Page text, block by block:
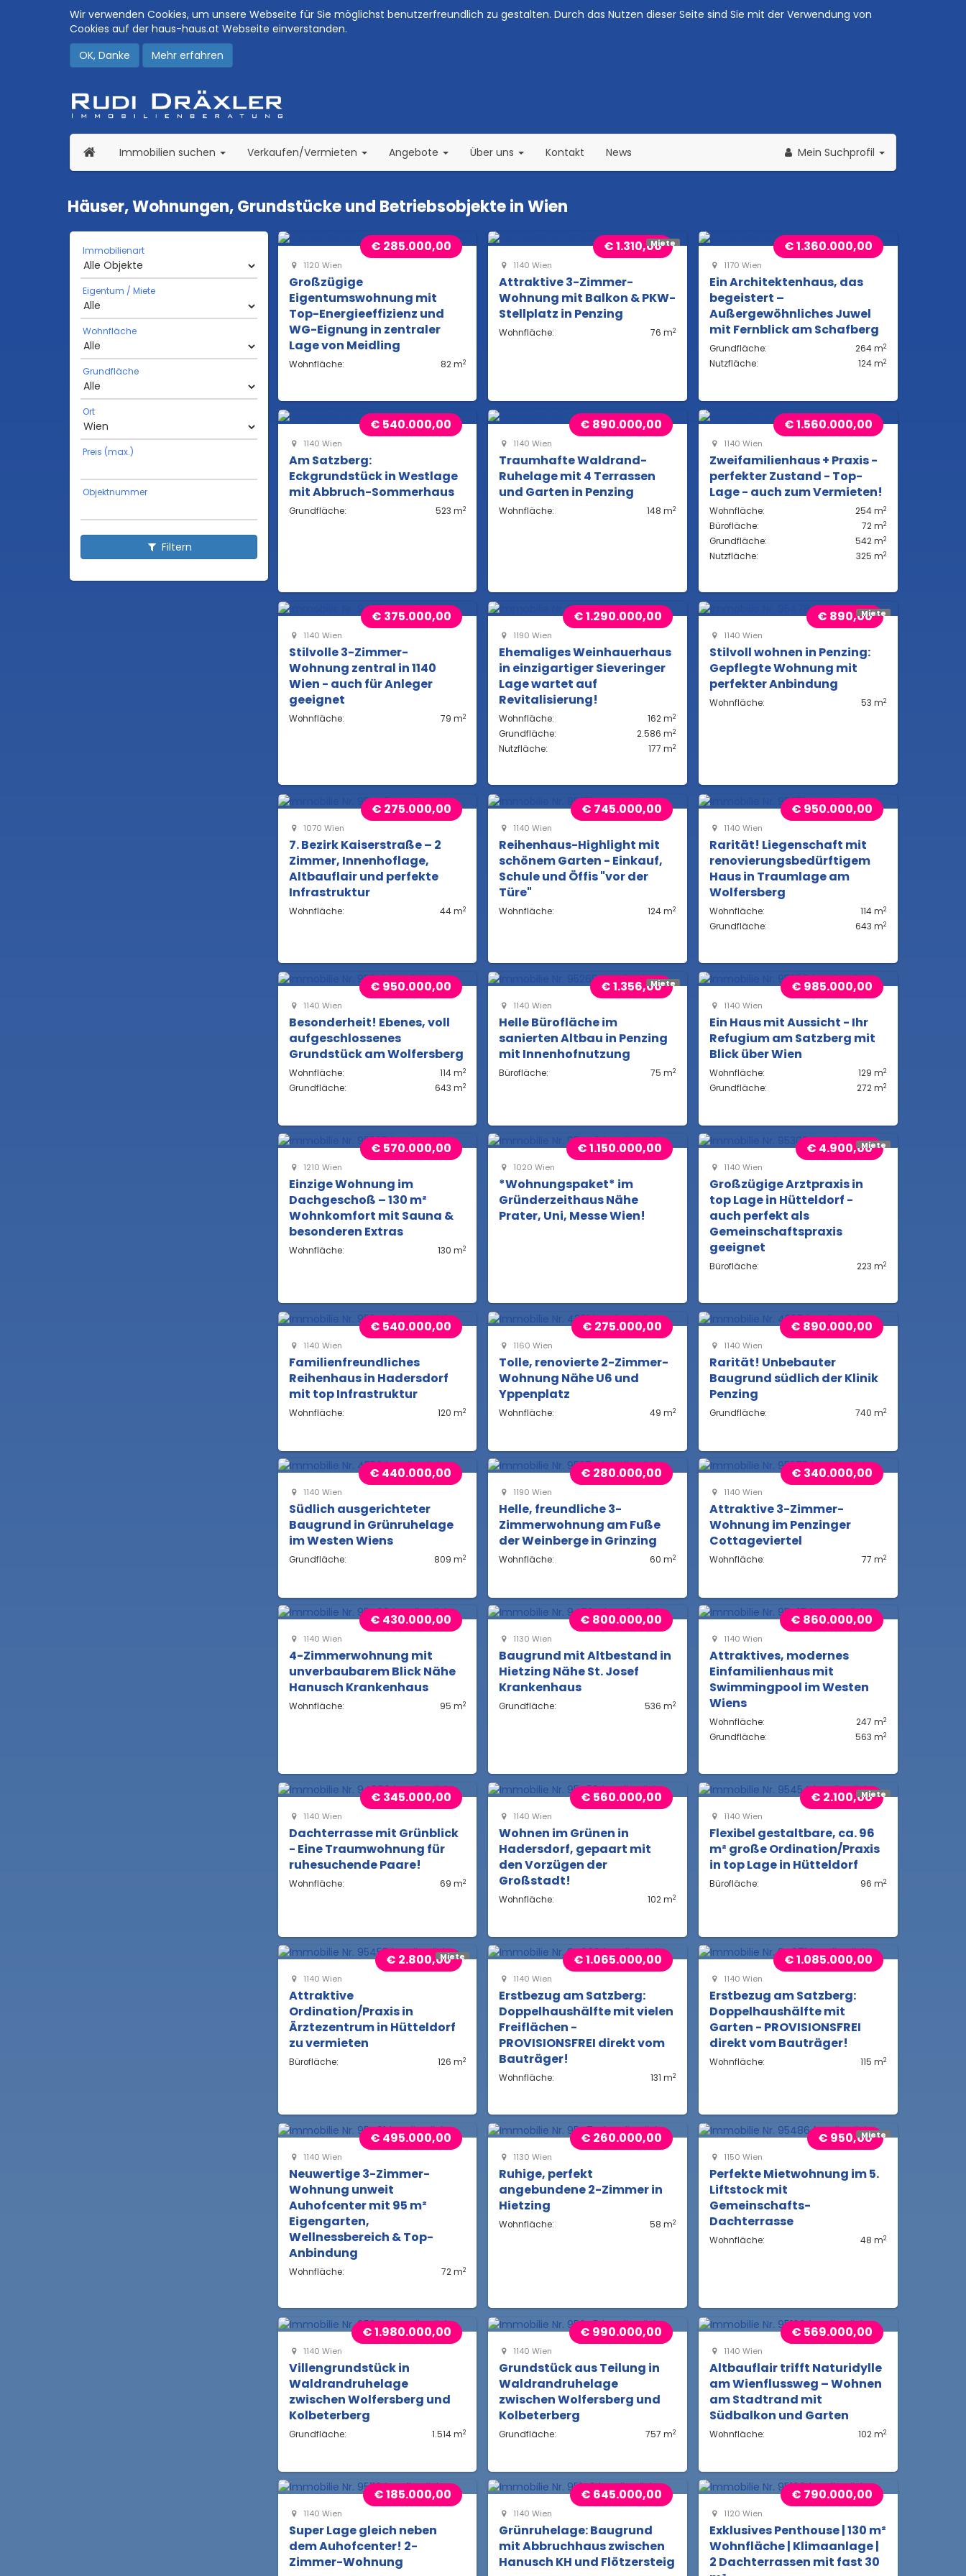
Wir verwenden Cookies, um unsere Webseite für Sie möglichst benutzerfreundlich zu gestalten. Durch das Nutzen dieser Seite sind Sie mit der Verwendung von
Cookies auf der haus-haus.at Webseite einverstanden.
OK, Danke
Mehr erfahren
Immobilien suchen (current)Verkaufen/Vermieten (current)Angebote Über uns (current)Kontakt News Mein Suchprofil
Häuser, Wohnungen, Grundstücke und Betriebsobjekte in Wien
Immobilienart
Eigentum / Miete
Wohnfläche
Grundfläche
Ort
Preis (max.)
Objektnummer
Filtern
€ 285.000,00
1120 Wien
Großzügige
Eigentumswohnung mit
Top-Energieeffizienz und
WG-Eignung in zentraler
Lage von Meidling
Wohnfläche: 82 m2
Miete
€ 1.310,00
1140 Wien
Attraktive 3-Zimmer-
Wohnung mit Balkon & PKW-
Stellplatz in Penzing
Wohnfläche: 76 m2
€ 1.360.000,00
1170 Wien
Ein Architektenhaus, das
begeistert –
Außergewöhnliches Juwel
mit Fernblick am Schafberg
Grundfläche: 264 m2
Nutzfläche: 124 m2
€ 540.000,00
1140 Wien
Am Satzberg:
Eckgrundstück in Westlage
mit Abbruch-Sommerhaus
Grundfläche: 523 m2
€ 890.000,00
1140 Wien
Traumhafte Waldrand-
Ruhelage mit 4 Terrassen
und Garten in Penzing
Wohnfläche: 148 m2
€ 1.560.000,00
1140 Wien
Zweifamilienhaus + Praxis -
perfekter Zustand - Top-
Lage - auch zum Vermieten!
Wohnfläche: 254 m2
Bürofläche: 72 m2
Grundfläche: 542 m2
Nutzfläche: 325 m2
€ 375.000,00
1140 Wien
Stilvolle 3-Zimmer-
Wohnung zentral in 1140
Wien - auch für Anleger
geeignet
Wohnfläche: 79 m2
€ 1.290.000,00
1190 Wien
Ehemaliges Weinhauerhaus
in einzigartiger Sieveringer
Lage wartet auf
Revitalisierung!
Wohnfläche: 162 m2
Grundfläche: 2.586 m2
Nutzfläche: 177 m2
Miete
€ 890,00
1140 Wien
Stilvoll wohnen in Penzing:
Gepflegte Wohnung mit
perfekter Anbindung
Wohnfläche: 53 m2
€ 275.000,00
1070 Wien
7. Bezirk Kaiserstraße – 2
Zimmer, Innenhoflage,
Altbauflair und perfekte
Infrastruktur
Wohnfläche: 44 m2
€ 745.000,00
1140 Wien
Reihenhaus-Highlight mit
schönem Garten - Einkauf,
Schule und Öffis "vor der
Türe"
Wohnfläche: 124 m2
€ 950.000,00
1140 Wien
Rarität! Liegenschaft mit
renovierungsbedürftigem
Haus in Traumlage am
Wolfersberg
Wohnfläche: 114 m2
Grundfläche: 643 m2
€ 950.000,00
1140 Wien
Besonderheit! Ebenes, voll
aufgeschlossenes
Grundstück am Wolfersberg
Wohnfläche: 114 m2
Grundfläche: 643 m2
Miete
€ 1.356,00
1140 Wien
Helle Bürofläche im
sanierten Altbau in Penzing
mit Innenhofnutzung
Bürofläche: 75 m2
€ 985.000,00
1140 Wien
Ein Haus mit Aussicht - Ihr
Refugium am Satzberg mit
Blick über Wien
Wohnfläche: 129 m2
Grundfläche: 272 m2
€ 570.000,00
1210 Wien
Einzige Wohnung im
Dachgeschoß – 130 m²
Wohnkomfort mit Sauna &
besonderen Extras
Wohnfläche: 130 m2
€ 1.150.000,00
1020 Wien
*Wohnungspaket* im
Gründerzeithaus Nähe
Prater, Uni, Messe Wien!
Miete
€ 4.900,00
1140 Wien
Großzügige Arztpraxis in
top Lage in Hütteldorf -
auch perfekt als
Gemeinschaftspraxis
geeignet
Bürofläche: 223 m2
€ 540.000,00
1140 Wien
Familienfreundliches
Reihenhaus in Hadersdorf
mit top Infrastruktur
Wohnfläche: 120 m2
€ 275.000,00
1160 Wien
Tolle, renovierte 2-Zimmer-
Wohnung Nähe U6 und
Yppenplatz
Wohnfläche: 49 m2
€ 890.000,00
1140 Wien
Rarität! Unbebauter
Baugrund südlich der Klinik
Penzing
Grundfläche: 740 m2
€ 440.000,00
1140 Wien
Südlich ausgerichteter
Baugrund in Grünruhelage
im Westen Wiens
Grundfläche: 809 m2
€ 280.000,00
1190 Wien
Helle, freundliche 3-
Zimmerwohnung am Fuße
der Weinberge in Grinzing
Wohnfläche: 60 m2
€ 340.000,00
1140 Wien
Attraktive 3-Zimmer-
Wohnung im Penzinger
Cottageviertel
Wohnfläche: 77 m2
€ 430.000,00
1140 Wien
4-Zimmerwohnung mit
unverbaubarem Blick Nähe
Hanusch Krankenhaus
Wohnfläche: 95 m2
€ 800.000,00
1130 Wien
Baugrund mit Altbestand in
Hietzing Nähe St. Josef
Krankenhaus
Grundfläche: 536 m2
€ 860.000,00
1140 Wien
Attraktives, modernes
Einfamilienhaus mit
Swimmingpool im Westen
Wiens
Wohnfläche: 247 m2
Grundfläche: 563 m2
€ 345.000,00
1140 Wien
Dachterrasse mit Grünblick
- Eine Traumwohnung für
ruhesuchende Paare!
Wohnfläche: 69 m2
€ 560.000,00
1140 Wien
Wohnen im Grünen in
Hadersdorf, gepaart mit
den Vorzügen der
Großstadt!
Wohnfläche: 102 m2
Miete
€ 2.100,00
1140 Wien
Flexibel gestaltbare, ca. 96
m² große Ordination/Praxis
in top Lage in Hütteldorf
Bürofläche: 96 m2
Miete
€ 2.800,00
1140 Wien
Attraktive
Ordination/Praxis in
Ärztezentrum in Hütteldorf
zu vermieten
Bürofläche: 126 m2
€ 1.065.000,00
1140 Wien
Erstbezug am Satzberg:
Doppelhaushälfte mit vielen
Freiflächen -
PROVISIONSFREI direkt vom
Bauträger!
Wohnfläche: 131 m2
€ 1.085.000,00
1140 Wien
Erstbezug am Satzberg:
Doppelhaushälfte mit
Garten - PROVISIONSFREI
direkt vom Bauträger!
Wohnfläche: 115 m2
€ 495.000,00
1140 Wien
Neuwertige 3-Zimmer-
Wohnung unweit
Auhofcenter mit 95 m²
Eigengarten,
Wellnessbereich & Top-
Anbindung
Wohnfläche: 72 m2
€ 260.000,00
1130 Wien
Ruhige, perfekt
angebundene 2-Zimmer in
Hietzing
Wohnfläche: 58 m2
Miete
€ 950,00
1150 Wien
Perfekte Mietwohnung im 5.
Liftstock mit
Gemeinschafts-
Dachterrasse
Wohnfläche: 48 m2
€ 1.980.000,00
1140 Wien
Villengrundstück in
Waldrandruhelage
zwischen Wolfersberg und
Kolbeterberg
Grundfläche: 1.514 m2
€ 990.000,00
1140 Wien
Grundstück aus Teilung in
Waldrandruhelage
zwischen Wolfersberg und
Kolbeterberg
Grundfläche: 757 m2
€ 569.000,00
1140 Wien
Altbauflair trifft Naturidylle
am Wienflussweg – Wohnen
am Stadtrand mit
Südbalkon und Garten
Wohnfläche: 102 m2
€ 185.000,00
1140 Wien
Super Lage gleich neben
dem Auhofcenter! 2-
Zimmer-Wohnung
€ 645.000,00
1140 Wien
Grünruhelage: Baugrund
mit Abbruchhaus zwischen
Hanusch KH und Flötzersteig
€ 790.000,00
1120 Wien
Exklusives Penthouse | 130 m²
Wohnfläche | Klimaanlage |
2 Dachterrassen mit fast 30